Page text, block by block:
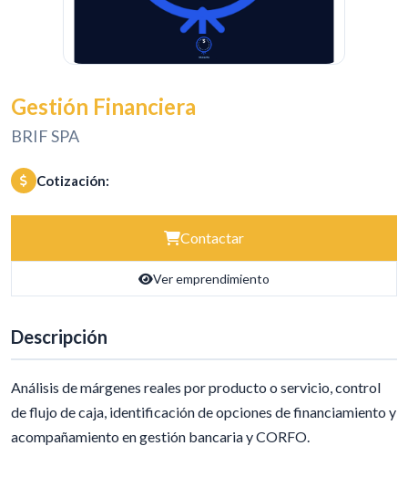
Gestión Financiera
BRIF SPA
Cotización:
Contactar
Ver emprendimiento
Descripción
Análisis de márgenes reales por producto o servicio, control
de flujo de caja, identificación de opciones de financiamiento y
acompañamiento en gestión bancaria y CORFO.